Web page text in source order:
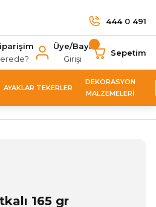
444 0 491
Üye/Bayi
Girişi
Sepetim
AYAKLAR TEKERLER
DEKORASYON
MALZEMELERİ
165 gr